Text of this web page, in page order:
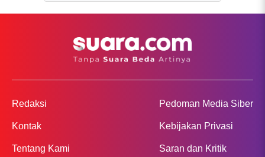
Redaksi
Kontak
Tentang Kami
Pedoman Media Siber
Kebijakan Privasi
Saran dan Kritik